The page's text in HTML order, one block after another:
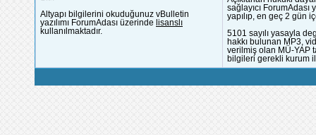
Altyapı bilgilerini okuduğunuz vBulletin
yazılımı ForumAdası üzerinde lisanslı
kullanılmaktadır.
sağlayıcı
yapılıp, en geç 2 gün
5101 sayılı yasayla
hakkı bulunan MP3,
verilmiş olan MÜ-YAP
bilgileri gerekli kurum